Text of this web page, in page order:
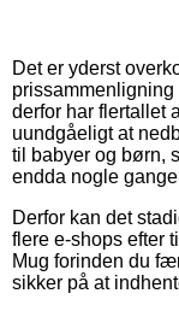
Det er yderst
derfor har flertallet
uundgåeligt at
til babyer og børn,
endda nogle
Derfor kan det
flere e-shops efter
Mug forinden du
sikker på at